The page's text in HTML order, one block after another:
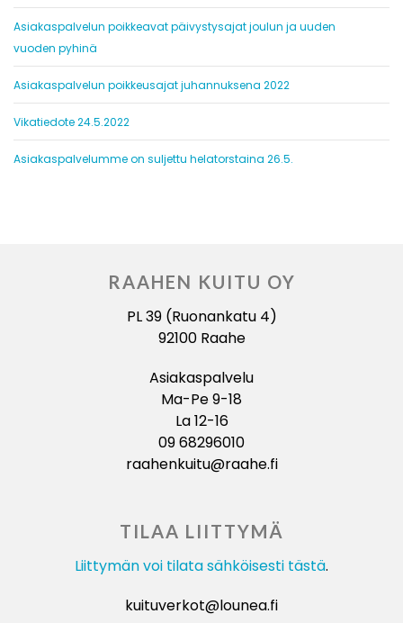
Asiakaspalvelun poikkeavat päivystysajat joulun ja uuden
vuoden pyhinä
Asiakaspalvelun poikkeusajat juhannuksena 2022
Vikatiedote 24.5.2022
Asiakaspalvelumme on suljettu helatorstaina 26.5.
RAAHEN KUITU OY
PL 39 (Ruonankatu 4)
92100 Raahe
Asiakaspalvelu
Ma-Pe 9-18
La 12-16
09 68296010
raahenkuitu@raahe.fi
TILAA LIITTYMÄ
Liittymän voi tilata sähköisesti tästä.
kuituverkot@lounea.fi